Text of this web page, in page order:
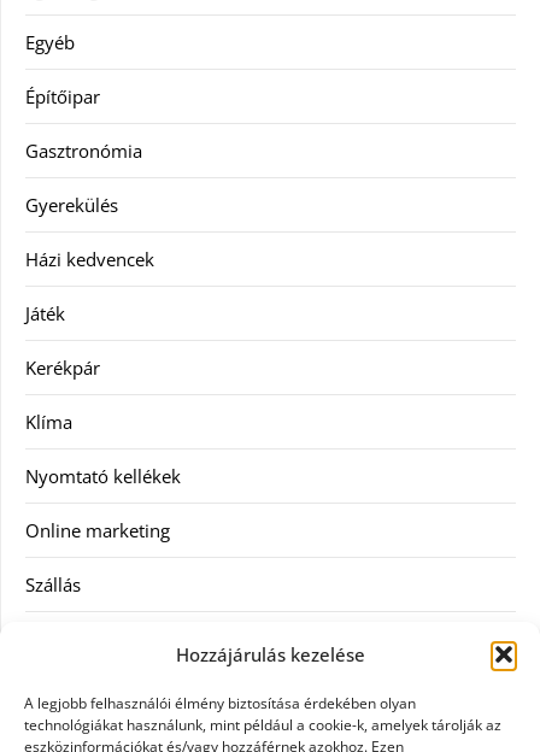
Hozzájárulás kezelése
A legjobb felhasználói élmény biztosítása érdekében olyan
technológiákat használunk, mint például a cookie-k, amelyek tárolják az
eszközinformációkat és/vagy hozzáférnek azokhoz. Ezen
Egyéb
Építőipar
Gasztronómia
Gyerekülés
Házi kedvencek
Játék
Kerékpár
Klíma
Nyomtató kellékek
Online marketing
Szállás
Szellőztető
Szolgáltatás